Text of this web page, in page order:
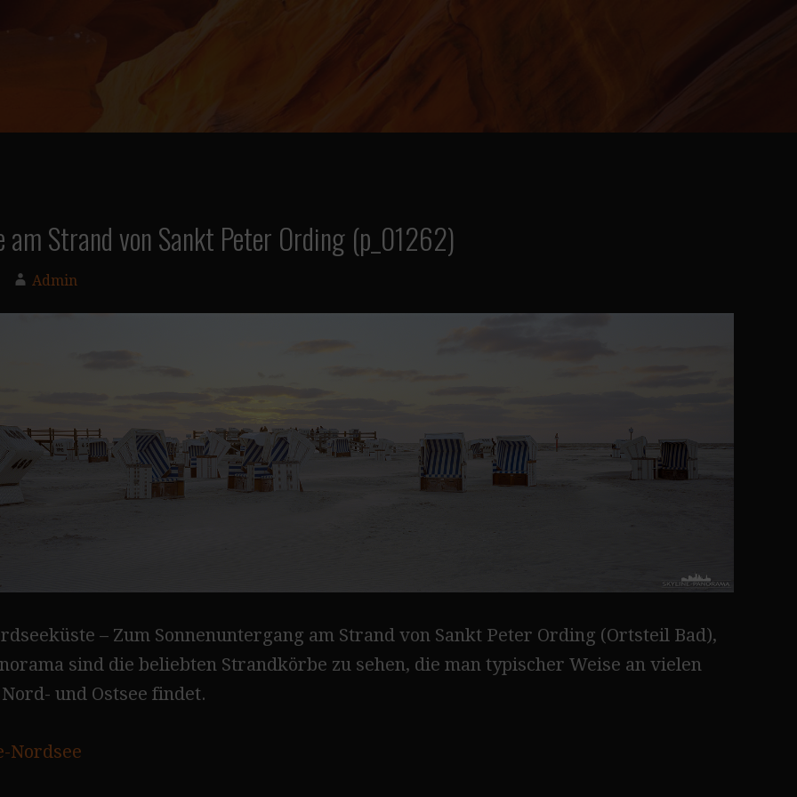
am Strand von Sankt Peter Ording (p_01262)
Admin
– Zum Sonnenuntergang am Strand von Sankt Peter Ording (Ortsteil Bad),
sind die beliebten Strandkörbe zu sehen, die man typischer Weise an vielen
und Ostsee findet.
Nordsee